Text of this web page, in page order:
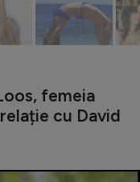
femeia
cu David